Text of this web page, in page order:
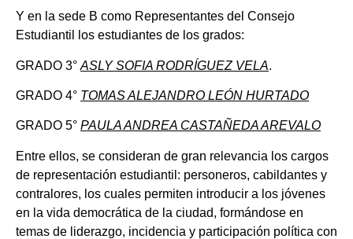
Y en la sede B como Representantes del Consejo
Estudiantil los estudiantes de los grados:
GRADO 3° ASLY SOFIA RODRÍGUEZ VELA.
GRADO 4° TOMAS ALEJANDRO LEÓN HURTADO
GRADO 5° PAULA ANDREA CASTAÑEDA AREVALO
Entre ellos, se consideran de gran relevancia los cargos
de representación estudiantil: personeros, cabildantes y
contralores, los cuales permiten introducir a los jóvenes
en la vida democrática de la ciudad, formándose en
temas de liderazgo, incidencia y participación política con